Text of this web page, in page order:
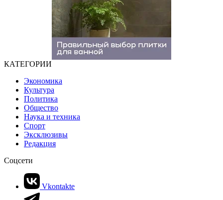
КАТЕГОРИИ
Экономика
Культура
Политика
Общество
Наука и техника
Спорт
Эксклюзивы
Редакция
Соцсети
Vkontakte